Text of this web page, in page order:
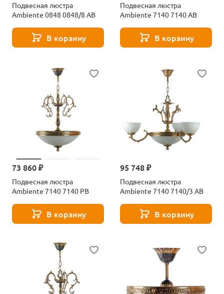
Подвесная люстра
Ambiente 0848 0848/8 AB
В корзину
Подвесная люстра
Ambiente 7140 7140 AB
В корзину
73 860 ₽
Подвесная люстра
Ambiente 7140 7140 РB
В корзину
95 748 ₽
Подвесная люстра
Ambiente 7140 7140/3 AB
В корзину